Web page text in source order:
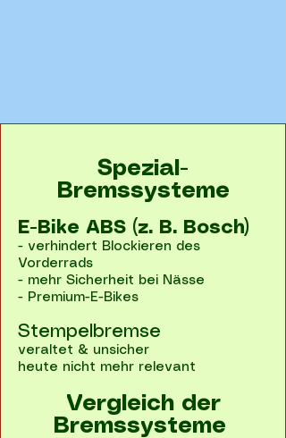
Spezial-
Bremssysteme
E-Bike ABS (z. B. Bosch)
- verhindert Blockieren des
Vorderrads
- mehr Sicherheit bei Nässe
- Premium-E-Bikes
Stempelbremse
veraltet & unsicher
heute nicht mehr relevant
Vergleich der
Bremssysteme